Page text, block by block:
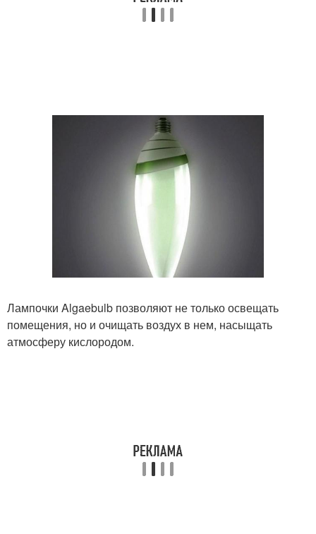
Лампочки Algaebulb позволяют не только освещать
помещения, но и очищать воздух в нем, насыщать
атмосферу кислородом.